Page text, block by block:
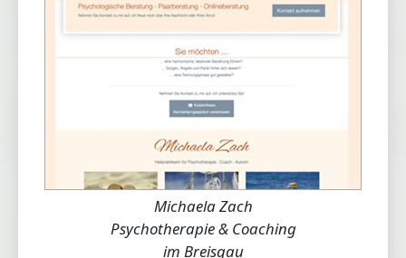
Michaela Zach
Psychotherapie & Coaching
im Breisgau